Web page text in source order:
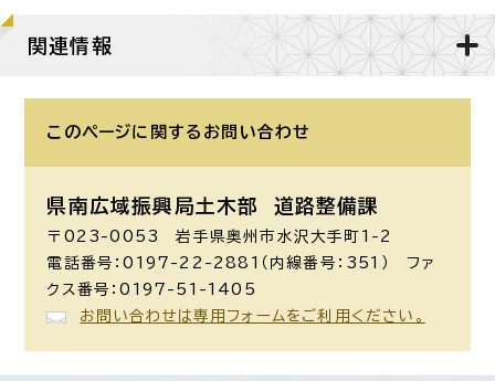
関連情報
このページに関する お問い合わせ
県南広域振興局土木部 道路整備課
〒023-0053 岩手県奥州市水沢大手町1-2
電話番号：0197-22-2881（内線番号：351） ファ
クス番号：0197-51-1405
お問い合わせは専用フォームをご利用ください。